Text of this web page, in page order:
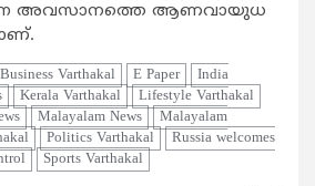
അവസാനത്തെ ആണവായുധ
Business Varthakal E Paper
India
Kerala Varthakal
Lifestyle Varthakal
Malayalam News
Malayalam
Politics Varthakal
Russia welcomes
Sports Varthakal